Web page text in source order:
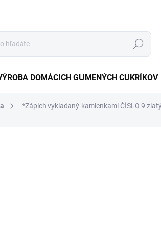
Hľadať
DOMÁCICH GUMENÝCH CUKRÍKOV
*Zápich vykladaný kamienkami ČÍSLO 9